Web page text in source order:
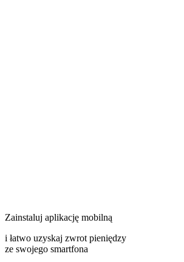
Zainstaluj aplikację mobilną
i łatwo uzyskaj zwrot pieniędzy
ze swojego smartfona